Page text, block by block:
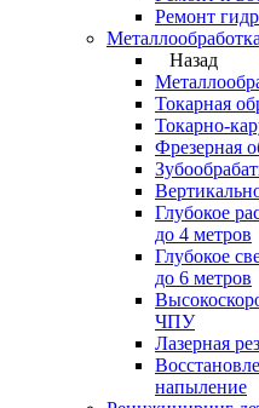
Ремонт
Металлообработка
Назад
Токарная
Токарно-
Фрезерная
Глубокое
до 4 метров
Глубокое
до 6 метров
ЧПУ
Лазерная
напыление